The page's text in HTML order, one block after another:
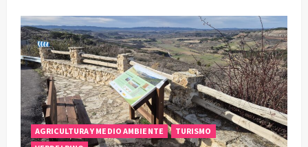
En
el
municipio
de
Huete
no
hay
proyectada
ninguna
granja
de
porcino
AGRICULTURA Y MEDIO AMBIENTE
TURISMO